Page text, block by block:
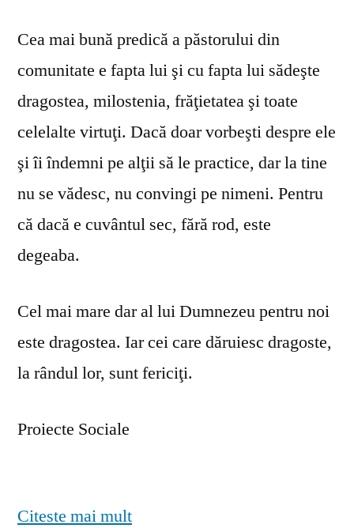
Cea mai bună predică a păstorului din
comunitate e fapta lui şi cu fapta lui sădeşte
dragostea, milostenia, frăţietatea şi toate
celelalte virtuţi. Dacă doar vorbeşti despre ele
şi îi îndemni pe alţii să le practice, dar la tine
nu se vă­desc, nu convingi pe nimeni. Pentru
că dacă e cuvântul sec, fără rod, este
degeaba.
Cel mai mare dar al lui Dumnezeu pentru noi
este dragostea. Iar cei care dăruiesc dragoste,
la rândul lor, sunt fericiţi.
Proiecte Sociale
Citeste mai mult